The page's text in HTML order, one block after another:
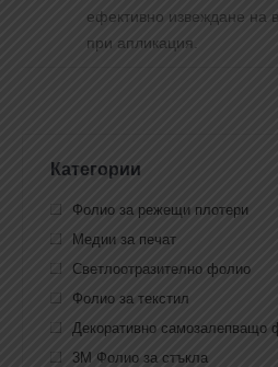
ефективно извеждане на
при апликация.
Категории
Фолио за режещи плотери
Медии за печат
Светлоотразително фолио
Фолио за текстил
Декоративно самозалепващо
3M Фолио за стъкла